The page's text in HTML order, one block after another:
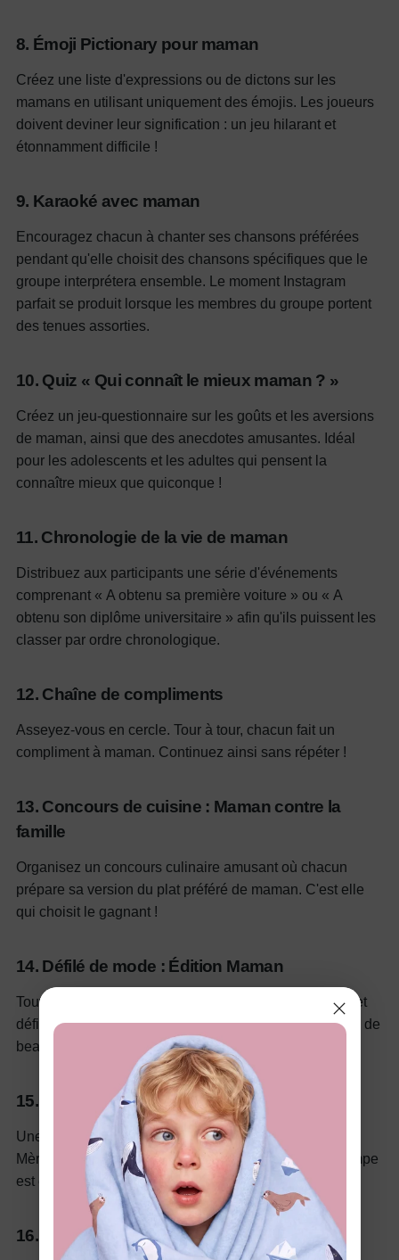
8. Émoji Pictionary pour maman
Créez une liste d'expressions ou de dictons sur les
mamans en utilisant uniquement des émojis. Les joueurs
doivent deviner leur signification : un jeu hilarant et
étonnamment difficile !
9. Karaoké avec maman
Encouragez chacun à chanter ses chansons préférées
pendant qu'elle choisit des chansons spécifiques que le
groupe interprétera ensemble. Le moment Instagram
parfait se produit lorsque les membres du groupe portent
des tenues assorties.
10. Quiz « Qui connaît le mieux maman ? »
Créez un jeu-questionnaire sur les goûts et les aversions
de maman, ainsi que des anecdotes amusantes. Idéal
pour les adolescents et les adultes qui pensent la
connaître mieux que quiconque !
11. Chronologie de la vie de maman
Distribuez aux participants une série d'événements
comprenant « A obtenu sa première voiture » ​​ou « A
obtenu son diplôme universitaire » afin qu'ils puissent les
classer par ordre chronologique.
12. Chaîne de compliments
Asseyez-vous en cercle. Tour à tour, chacun fait un
compliment à maman. Continuez ainsi sans répéter !
13. Concours de cuisine : Maman contre la
famille
Organisez un concours culinaire amusant où chacun
prépare sa version du plat préféré de maman. C'est elle
qui choisit le gagnant !
14. Défilé de mode : Édition Maman
Tout le monde s'habille en tenues « maman et moi »
et
défile sur un podium imaginaire. Capturez-le en vidéo : de
beaux souvenirs !
15. « Maman dit » (comme Simon dit)
Une version revisitée d'un classique pour la fête des
Mères. Maman donne des ordres, et quiconque se trompe
est éliminé !
16. Bingo de la fête des mères